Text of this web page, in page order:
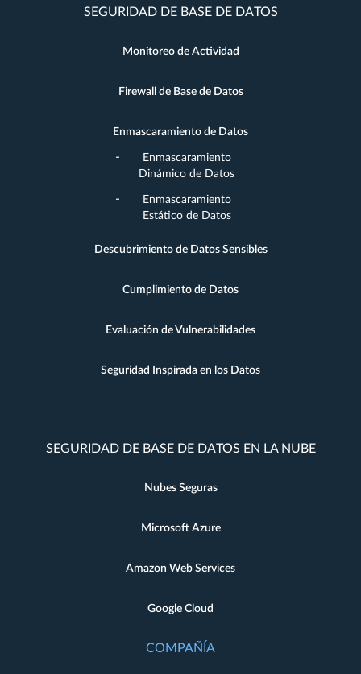
SEGURIDAD DE BASE DE DATOS
Monitoreo de Actividad
Firewall de Base de Datos
Enmascaramiento de Datos
Enmascaramiento
Dinámico de Datos
Enmascaramiento
Estático de Datos
Descubrimiento de Datos Sensibles
Cumplimiento de Datos
Evaluación de Vulnerabilidades
Seguridad Inspirada en los Datos
SEGURIDAD DE BASE DE DATOS EN LA NUBE
Nubes Seguras
Microsoft Azure
Amazon Web Services
Google Cloud
COMPAÑÍA